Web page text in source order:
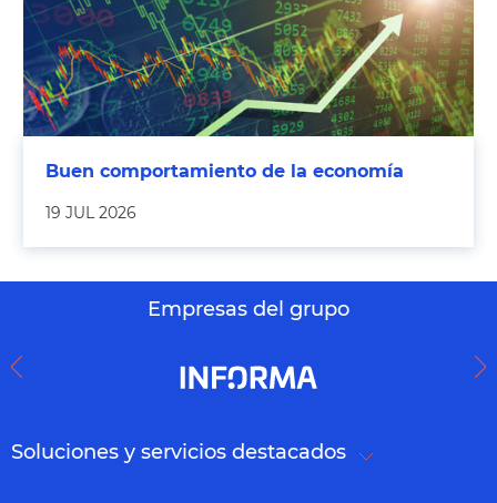
Buen comportamiento de la economía
19 JUL 2026
Empresas del grupo
Soluciones y servicios destacados